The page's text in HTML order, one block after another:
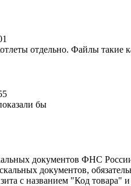
отдельно. Файлы такие
бы
документов ФНС
документов,
с названием "Код